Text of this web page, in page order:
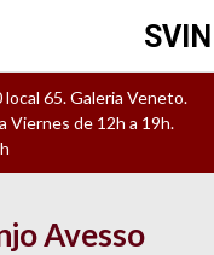
65. Galeria Veneto.
Viernes de 12h a 19h.
Avesso